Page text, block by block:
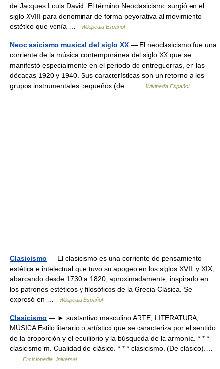
de Jacques Louis David. El término Neoclasicismo surgió en el
siglo XVIII para denominar de forma peyorativa al movimiento
estético que venía …
Wikipedia Español
Neoclasicismo musical del siglo XX — El neoclasicismo fue una
corriente de la música contemporánea del siglo XX que se
manifestó especialmente en el periodo de entreguerras, en las
décadas 1920 y 1940. Sus características son un retorno a los
grupos instrumentales pequeños (de… …
Wikipedia Español
Clasicismo — El clasicismo es una corriente de pensamiento
estética e intelectual que tuvo su apogeo en los siglos XVIII y XIX,
abarcando desde 1730 a 1820, aproximadamente, inspirado en
los patrones estéticos y filosóficos de la Grecia Clásica. Se
expresó en …
Wikipedia Español
Clasicismo — ► sustantivo masculino ARTE, LITERATURA,
MÚSICA Estilo literario o artístico que se caracteriza por el sentido
de la proporción y el equilibrio y la búsqueda de la armonía. * * *
clasicismo m. Cualidad de clásico. * * * clasicismo. (De clásico).…
Enciclopedia Universal